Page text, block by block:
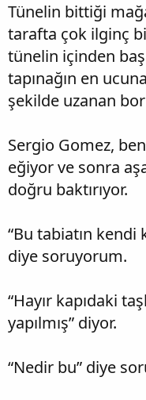
Tünelin bittiği
tarafta çok ilginç
tünelin içinden
tapınağın en
şekilde uzanan
Sergio Gomez,
eğiyor ve sonra
doğru baktırıyor.
“Bu tabiatın kendi
diye soruyorum.
“Hayır kapıdaki
yapılmış” diyor.
“Nedir bu” diye